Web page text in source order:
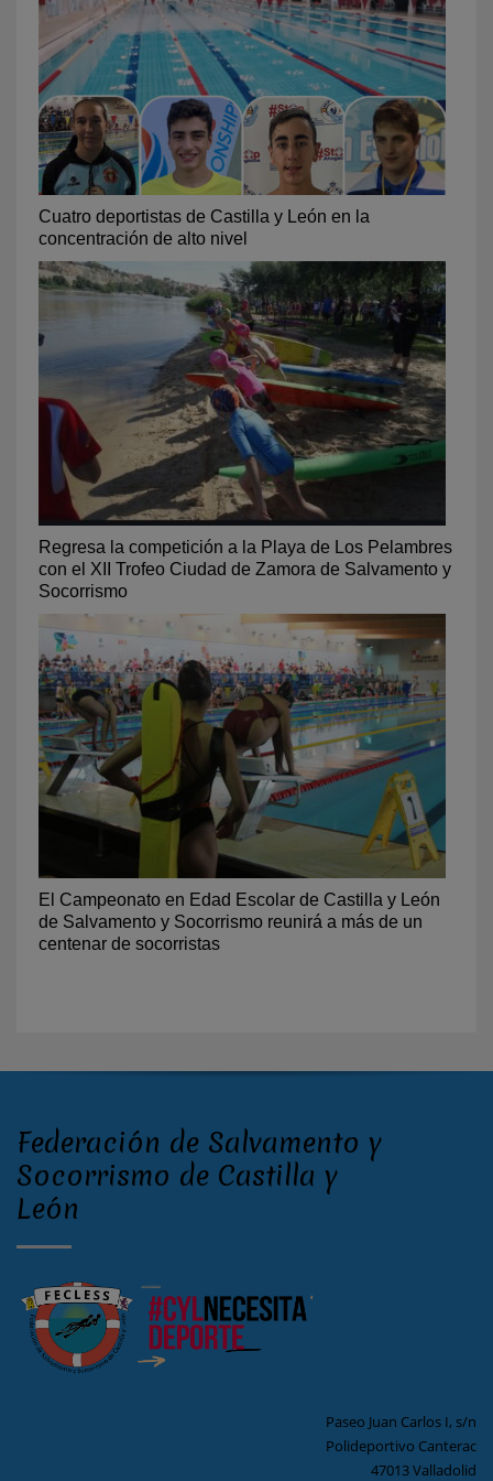
Cuatro deportistas de Castilla y León en la
concentración de alto nivel
Regresa la competición a la Playa de Los Pelambres
con el XII Trofeo Ciudad de Zamora de Salvamento y
Socorrismo
El Campeonato en Edad Escolar de Castilla y León
de Salvamento y Socorrismo reunirá a más de un
centenar de socorristas
Federación de Salvamento y
Socorrismo de Castilla y
León
Paseo Juan Carlos I, s/n
Polideportivo Canterac
47013 Valladolid